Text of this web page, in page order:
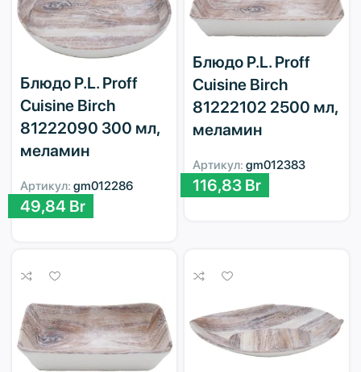
Блюдо P.L. Proff
Cuisine Birch
81222090 300 мл,
меламин
Артикул: gm012286
49,84 Br
Блюдо P.L. Proff
Cuisine Birch
81222102 2500 мл,
меламин
Артикул: gm012383
116,83 Br